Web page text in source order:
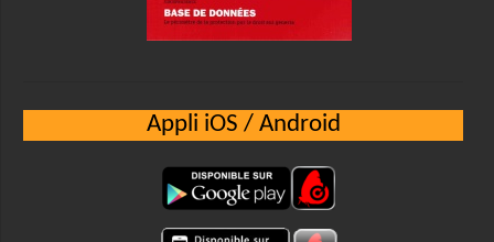
Appli iOS / Android